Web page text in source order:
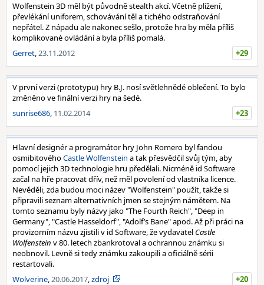
Wolfenstein 3D měl být původně stealth akcí. Včetně plížení,
převlékání uniforem, schovávání těl a tichého odstraňování
nepřátel. Z nápadu ale nakonec sešlo, protože hra by měla příliš
komplikované ovládání a byla příliš pomalá.
Gerret,23.11.2012 +29
V první verzi (prototypu) hry B.J. nosí světlehnědé oblečení. To bylo
změněno ve finální verzi hry na šedé.
sunrise686, 11.02.2014 +23
Hlavní designér a programátor hry John Romero byl fandou
osmibitovéhoCastle Wolfenstein a tak přesvědčil svůj tým, aby
pomocí jejich 3D technologie hru předělali. Nicméně id Software
začal na hře pracovat dřív, než měl povolení od vlastníka licence.
Nevěděli, zda budou moci název "Wolfenstein" použít, takže si
připravili seznam alternativních jmen se stejným námětem. Na
tomto seznamu byly názvy jako "The Fourth Reich", "Deep in
Germany", "Castle Hasseldorf", "Adolf’s Bane" apod. Až při práci na
provizorním názvu zjistili v id Software, že vydavatel Castle
Wolfenstein v 80. letech zbankrotoval a ochrannou známku si
neobnovil. Levně si tedy známku zakoupili a oficiálně sérii
restartovali.
Wolverine,20.06.2017,zdroj +20